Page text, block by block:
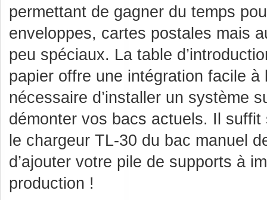
permettant de gagner du temps
enveloppes, cartes postales mais
peu spéciaux. La table
papier offre une intégration facile à
nécessaire d’installer un système
démonter vos bacs actuels. Il suffit
le chargeur TL-30 du bac manuel
d’ajouter votre pile de supports à
production !